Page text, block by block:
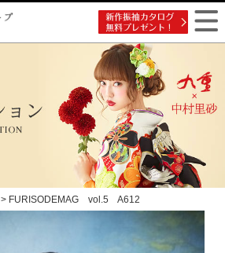
> FURISODEMAG vol.5 A612